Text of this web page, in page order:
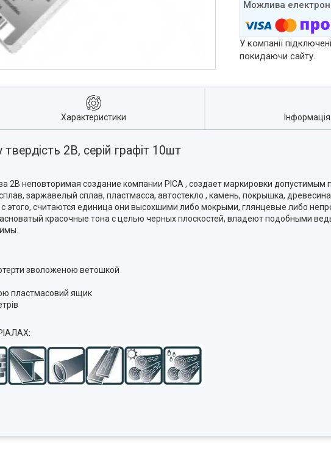
У компанії
покидаючи сайту.
Характеристики
2В, серій графіт 10шт
2В неповторимая создание компании PICA , создает маркировки допустимым
заржавелый сплав, пластмасса, автостекло , камень, покрышка,
этого, считаются единица они высохшими либо мокрыми, глянцевые либо
красочные тона с целью черных плоскостей, владеют подобными
зволоженою ветошкой
пластмасовий ящик